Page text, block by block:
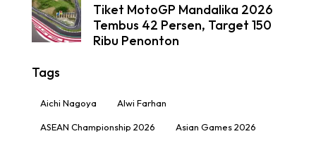
Tiket MotoGP Mandalika 2026
Tembus 42 Persen, Target 150
Ribu Penonton
Tags
Aichi Nagoya Alwi Farhan
ASEAN Championship 2026 Asian Games 2026